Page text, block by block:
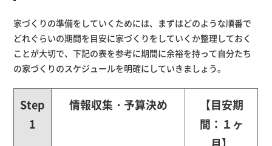
家づくりの準備をしていくためには、まずはどのような順番で
どれぐらいの期間を目安に家づくりをしていくか整理しておく
ことが大切で、下記の表を参考に期間に余裕を持って自分たち
の家づくりのスケジュールを明確にしていきましょう。
Step
1
情報収集・予算決め
【目安期
間：１ヶ